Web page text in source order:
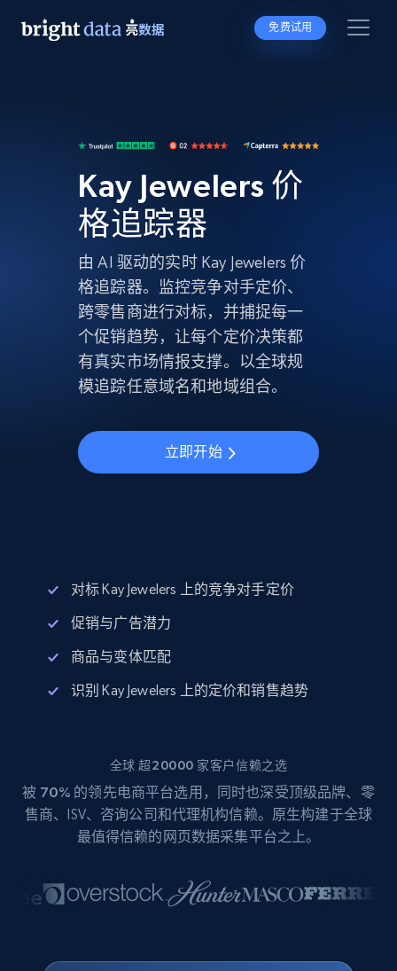
免费试用
Kay Jewelers 价
格追踪器
由 AI 驱动的实时 Kay Jewelers 价
格追踪器。监控竞争对手定价、
跨零售商进行对标，并捕捉每一
个促销趋势，让每个定价决策都
有真实市场情报支撑。以全球规
模追踪任意域名和地域组合。
立即开始
对标 Kay Jewelers 上的竞争对手定价
促销与广告潜力
商品与变体匹配
识别 Kay Jewelers 上的定价和销售趋势
全球 超20000 家客户信赖之选
被 70% 的领先电商平台选用，同时也深受顶级品牌、零
售商、ISV、咨询公司和代理机构信赖。原生构建于全球
最值得信赖的网页数据采集平台之上。